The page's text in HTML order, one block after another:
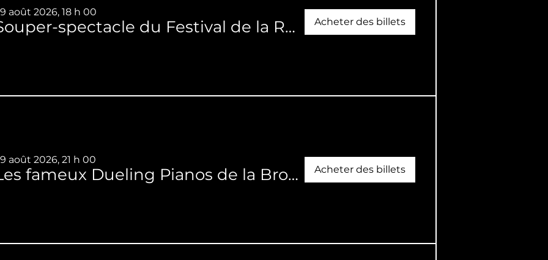
août 2026, 18 h 00
Souper-spectacle du Festival de la Rentrée Acheter des billets
août 2026, 21 h 00
Les fameux Dueling Pianos de la Broche à foin et ViBz Band Acheter des billets